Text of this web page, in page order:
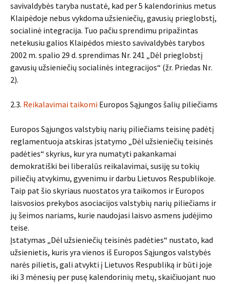
savivaldybės taryba nustatė, kad per 5 kalendorinius metus
Klaipėdoje nebus vykdoma užsieniečių, gavusių prieglobstį,
socialinė integracija. Tuo pačiu sprendimu pripažintas
netekusiu galios Klaipėdos miesto savivaldybės tarybos
2002 m. spalio 29 d. sprendimas Nr. 241 „Dėl prieglobstį
gavusių užsieniečių socialinės integracijos“ (žr. Priedas Nr.
2).
2.3. Reikalavimai taikomi Europos Sąjungos šalių piliečiams
Europos Sąjungos valstybių narių piliečiams teisinę padėtį
reglamentuoja atskiras įstatymo „Dėl užsieniečių teisinės
padėties“ skyrius, kur yra numatyti pakankamai
demokratiški bei liberalūs reikalavimai, susiję su tokių
piliečių atvykimu, gyvenimu ir darbu Lietuvos Respublikoje.
Taip pat šio skyriaus nuostatos yra taikomos ir Europos
laisvosios prekybos asociacijos valstybių narių piliečiams ir
jų šeimos nariams, kurie naudojasi laisvo asmens judėjimo
teise.
Įstatymas „Dėl užsieniečių teisinės padėties“ nustato, kad
užsienietis, kuris yra vienos iš Europos Sąjungos valstybės
narės pilietis, gali atvykti į Lietuvos Respubliką ir būti joje
iki 3 mėnesių per pusę kalendorinių metų, skaičiuojant nuo